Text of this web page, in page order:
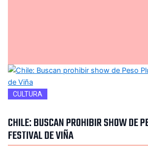
CULTURA
CHILE: BUSCAN PROHIBIR SHOW DE
FESTIVAL DE VIÑA